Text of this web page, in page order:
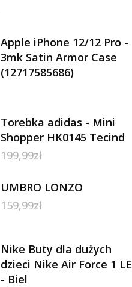
Apple iPhone 12/12 Pro -
3mk Satin Armor Case
(12717585686)
Torebka adidas - Mini
Shopper HK0145 Tecind
199,99zł
UMBRO LONZO
159,99zł
Nike Buty dla dużych
dzieci Nike Air Force 1 LE
- Biel